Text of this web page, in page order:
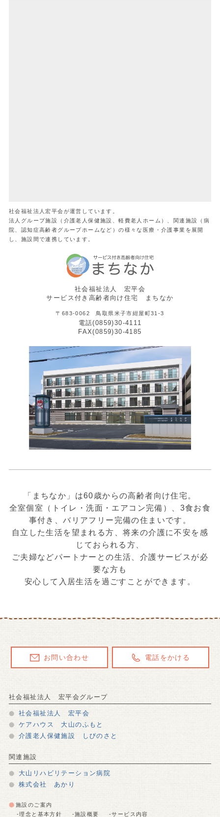
社会福祉法人宏平会が運営しています。
法人グループ施設（介護老人保健施設、軽費老人ホーム）、関連施設（病
院、認知症高齢者グループホームなど）の様々な医療・介護事業を展開
し、施設間で連携しています。
社会福祉法人 宏平会
サービス付き高齢者向け住宅 まちなか
〒683-0062 鳥取県米子市紺屋町31-3
電話(0859)30-4111
FAX(0859)30-4185
「まちなか」は60歳からの高齢者向け住宅。
全室個室（トイレ・洗面・エアコン完備）、3食お食
事付き、バリアフリー完備の住まいです。
自立した生活を望まれる方、将来の介護に不安を感
じておられる方、
ご夫婦などパートナーとの生活、介護サービスが必
要な方も
安心して入居生活を過ごすことができます。
お問い合わせ 電話をかける
社会福祉法人 宏平会グループ
社会福祉法人 宏平会
ケアハウス 大山のふもと
介護老人保健施設 しびのさと
関連施設
大山リハビリテーション病院
株式会社 あかり
施設のご案内
-理念と基本方針
-施設概要 -サービス内容